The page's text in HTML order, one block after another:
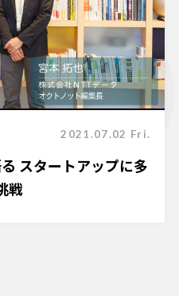
2021.07.02 Fri.
スタートアップに多
戦